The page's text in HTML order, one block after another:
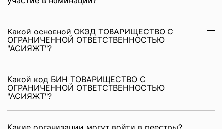
Какой основной ОКЭД ТОВАРИЩЕСТВО С
ОГРАНИЧЕННОЙ ОТВЕТСТВЕННОСТЬЮ
"АСИЯЖТ"?
Какой код БИН ТОВАРИЩЕСТВО С
ОГРАНИЧЕННОЙ ОТВЕТСТВЕННОСТЬЮ
"АСИЯЖТ"?
Какие организации могут войти в реестры?